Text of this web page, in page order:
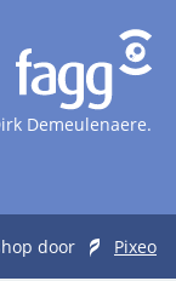
Demeulenaere.
door Pixeo